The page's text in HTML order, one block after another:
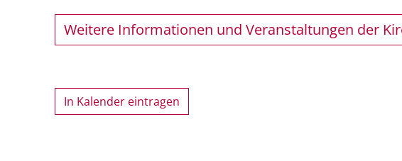
Weitere Informationen und Veranstaltungen der
In Kalender eintragen